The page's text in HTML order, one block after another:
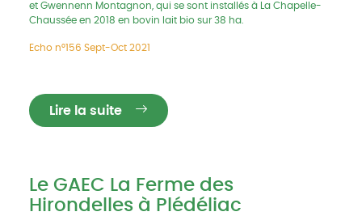
et Gwennenn Montagnon, qui se sont installés à La Chapelle-
Chaussée en 2018 en bovin lait bio sur 38 ha.
Echo n°156 Sept-Oct 2021
Lire la suite
Le GAEC La Ferme des
Hirondelles à Plédéliac